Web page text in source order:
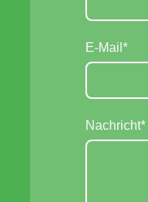
E-Mail *
Nachricht*